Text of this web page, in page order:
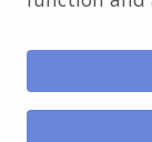
Aelodau Staff
Cylchlythyr